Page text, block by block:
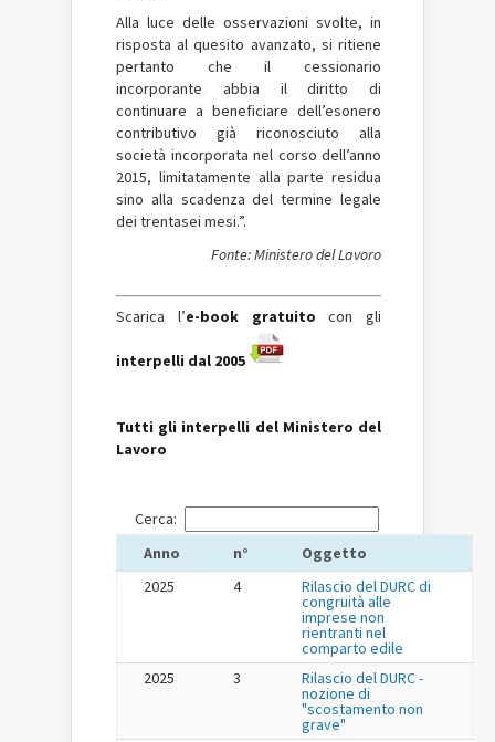
Alla luce delle osservazioni svolte, in
risposta al quesito avanzato, si ritiene
pertanto che il cessionario
incorporante abbia il diritto di
continuare a beneficiare dell’esonero
contributivo già riconosciuto alla
società incorporata nel corso dell’anno
2015, limitatamente alla parte residua
sino alla scadenza del termine legale
dei trentasei mesi.”.
Fonte: Ministero del Lavoro
Scarica l’e-book gratuitocon gli
interpelli dal 2005
Tutti gli interpelli del Ministero del
Lavoro
Cerca:
Anno
n°
Oggetto
2025
4 Rilascio del DURC di
congruità alle
imprese non
rientranti nel
comparto edile
2025
3 Rilascio del DURC -
nozione di
"scostamento non
grave"